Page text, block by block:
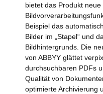
bietet das Produkt neue
Beispiel das
Bilder im „Stapel“ und
Bildhintergrunds. Die
von ABBYY glättet
durchsuchbaren PDFs
Qualität von
optimierte Archivierung